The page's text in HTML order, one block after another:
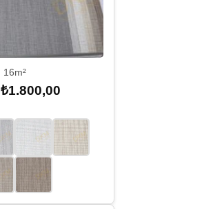
16m²
₺1.800,00